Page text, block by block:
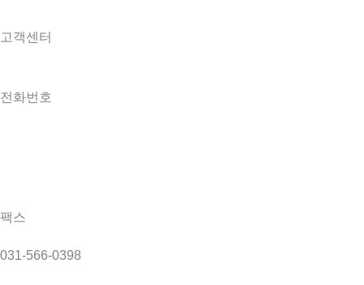
고객센터
전화번호
팩스
031-566-0398